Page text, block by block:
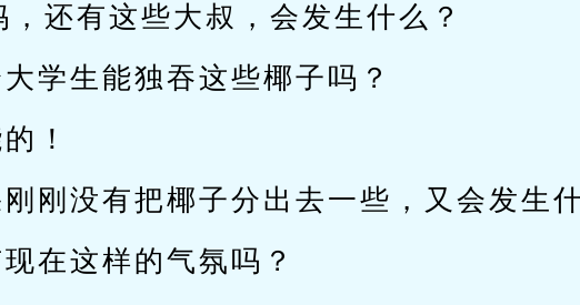
，还有这些大叔，会发生什么？
学生能独吞这些椰子吗？
！
刚没有把椰子分出去一些，又会发生
在这样的气氛吗？